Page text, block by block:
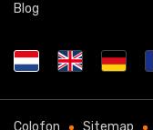
Blog
Colofon Sitemap